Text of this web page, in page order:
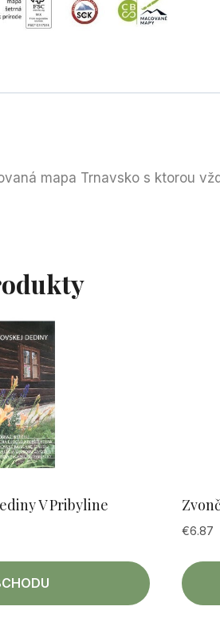
mapa Trnavsko s ktorou
V Pribyline
€6.87